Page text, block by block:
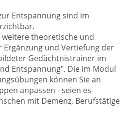
Entspannung sind im
theoretische und
Ergänzung und Vertiefung der
Gedächtnistrainer im
Entspannung". Die im Modul
können Sie an
anpassen - seien es
mit Demenz, Berufstätige